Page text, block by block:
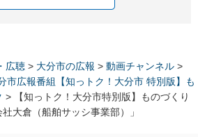
広聴 > 大分市の広報 > 動画チャンネル >
市広報番組【知っトク！大分市 特別版】も
> 【知っトク！大分市特別版】ものづくり
大倉（船舶サッシ事業部）」